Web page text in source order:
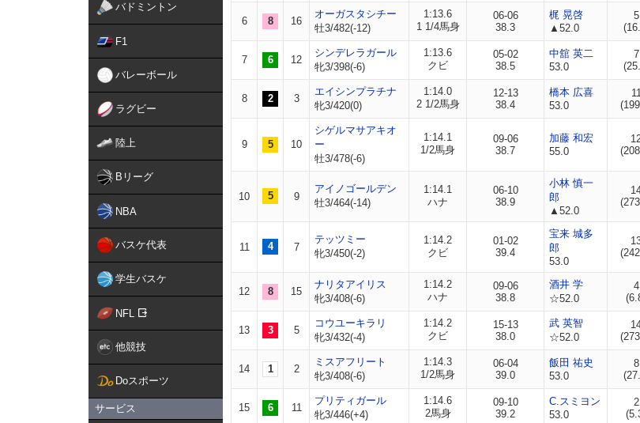
バドミントン
F1
バレーボール
ラグビー
陸上
Bリーグ
NBA
バスケ代表
学生バスケ
NFL
他競技
Doスポーツ
サービス
6 8 16
オーガスタシチー
牡3/482(-12)
1:13.6
1 1/4馬身
06-06
38.3
梶 晃啓
▲52.0
5
7 6 12
シンデレラガール
牝3/398(-6)
1:13.6
クビ
05-02
38.5
中舘 英二
53.0
7
8 2 3
エイシンプラチナ
牝3/420(0)
1:14.0
2 1/2馬身
12-13
38.4
橋本 広喜
53.0
9 5 10
シゲルマサアキオ
ー
牡3/478(-6)
1:14.1
1/2馬身
09-06
38.7
加藤 和宏
55.0
10 5 9
アイノゴールデン
牡3/464(-14)
1:14.1
ハナ
06-10
38.9
小林 慎一
郎
▲52.0
11 4 7
テッツミー
牝3/450(-2)
1:14.2
クビ
01-02
39.4
宝来 城多
郎
53.0
12 8 15
ナリタアイリス
牝3/408(-6)
1:14.2
ハナ
09-06
38.8
酒井 学
☆52.0
4
13 3 5
コウユーキラリ
牝3/432(-4)
1:14.2
クビ
15-13
38.0
武 英智
☆52.0
14 1 2
ミスアフリート
牝3/408(-6)
1:14.3
1/2馬身
06-04
39.0
飯田 祐史
53.0
8
15 6 11
プリティガール
牝3/446(+4)
1:14.6
2馬身
09-10
39.2
C.スミヨン
53.0
2